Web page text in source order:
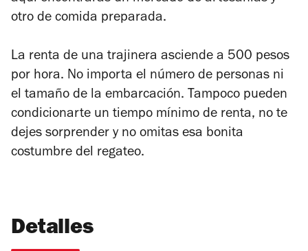
otro de comida preparada.
La renta de una trajinera asciende a 500 pesos
por hora. No importa el número de personas ni
el tamaño de la embarcación. Tampoco pueden
condicionarte un tiempo mínimo de renta, no te
dejes sorprender y no omitas esa bonita
costumbre del regateo.
Detalles